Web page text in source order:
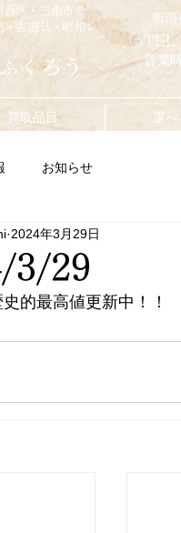
西区・三条市で
・古道具・昭和レ
くろう
新潟
TEL
営業
買取品目 選
お知らせ
3/29
2024年3月29日
的最高値更新中！！